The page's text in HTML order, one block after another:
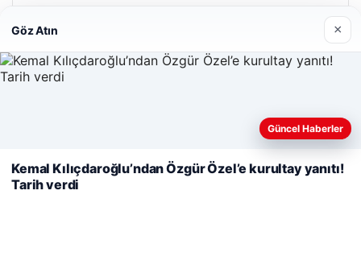
Cengiz Sigorta
Web sitemizi nasıl kullandığınızı daha iyi anlayabilmek,
kullanıyoruz.
Çerez Politikamız
Reddet
Göz Atın ×
Güncel Haberler
Kemal Kılıçdaroğlu’ndan Özgür Özel’e kurultay yanıtı!
Tarih verdi